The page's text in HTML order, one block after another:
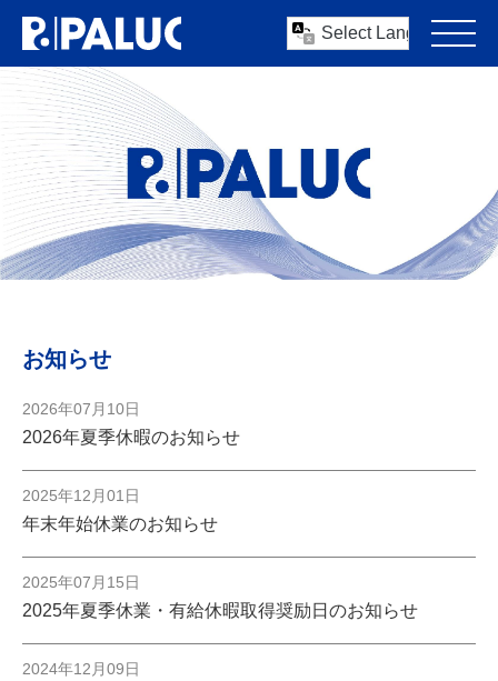
お知らせ
2026年07月10日
2026年夏季休暇のお知らせ
2025年12月01日
年末年始休業のお知らせ
2025年07月15日
2025年夏季休業・有給休暇取得奨励日のお知らせ
2024年12月09日